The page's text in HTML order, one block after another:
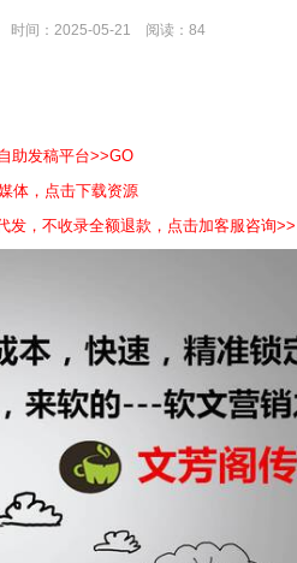
时间：2025-05-21 阅读： 84
助发稿平台>>GO
体，点击下载资源
发，不收录全额退款，点击加客服咨询>>